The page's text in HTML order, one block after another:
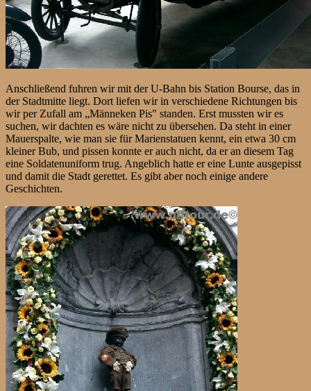
Anschließend fuhren wir mit der U-Bahn bis Station Bourse, das in
der Stadtmitte liegt. Dort liefen wir in verschiedene Richtungen bis
wir per Zufall am „Männeken Pis" standen. Erst mussten wir es
suchen, wir dachten es wäre nicht zu übersehen. Da steht in einer
Mauerspalte, wie man sie für Marienstatuen kennt, ein etwa 30 cm
kleiner Bub, und pissen konnte er auch nicht, da er an diesem Tag
eine Soldatenuniform trug. Angeblich hatte er eine Lunte ausgepisst
und damit die Stadt gerettet. Es gibt aber noch einige andere
Geschichten.